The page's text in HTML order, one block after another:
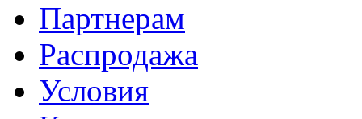
Партнерам
Распродажа
Условия